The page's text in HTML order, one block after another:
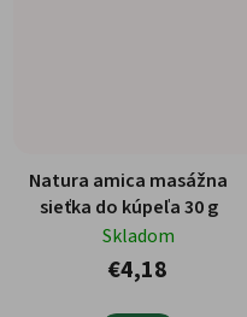
Natura amica masážna
sieťka do kúpeľa 30 g
Skladom
€4,18